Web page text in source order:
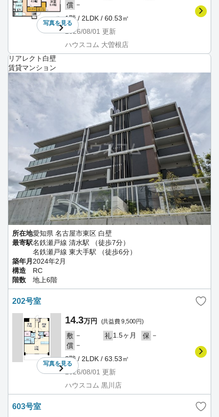
写真を見る
償 －
1階 / 2LDK / 60.53㎡
2026/08/01 更新
ハウスコム 大曽根店
リアレクト白壁
賃貸マンション
所在地愛知県 名古屋市東区 白壁
最寄駅名鉄瀬戸線 清水駅 （徒歩7分）
名鉄瀬戸線 東大手駅 （徒歩6分）
築年月 2024年2月
構造
RC
階数
地上6階
202号室
写真を見る
14.3万円 (共益費 9,500円)
敷 － 礼 1.5ヶ月 保 －
償 －
2階 / 2LDK / 63.53㎡
2026/08/01 更新
ハウスコム 黒川店
603号室